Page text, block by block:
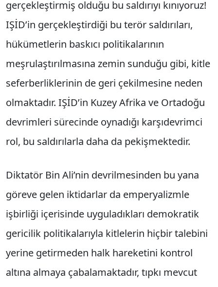
gerçekleştirmiş olduğu bu saldırıyı kınıyoruz!
IŞİD’in gerçekleştirdiği bu terör saldırıları,
hükümetlerin baskıcı politikalarının
meşrulaştırılmasına zemin sunduğu gibi, kitle
seferberliklerinin de geri çekilmesine neden
olmaktadır. IŞİD’in Kuzey Afrika ve Ortadoğu
devrimleri sürecinde oynadığı karşıdevrimci
rol, bu saldırılarla daha da pekişmektedir.
Diktatör Bin Ali’nin devrilmesinden bu yana
göreve gelen iktidarlar da emperyalizmle
işbirliği içerisinde uyguladıkları demokratik
gericilik politikalarıyla kitlelerin hiçbir talebini
yerine getirmeden halk hareketini kontrol
altına almaya çabalamaktadır, tıpkı mevcut